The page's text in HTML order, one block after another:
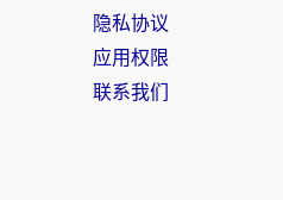
隐私协议
应用权限
联系我们